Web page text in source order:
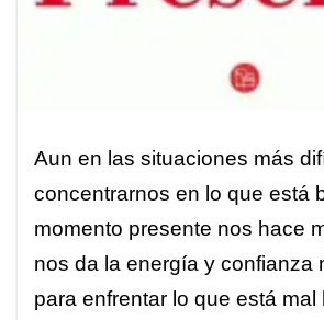
Aun en las situaciones más
concentrarnos en lo que está
momento presente nos hace
nos da la energía y confianza
para enfrentar lo que está mal